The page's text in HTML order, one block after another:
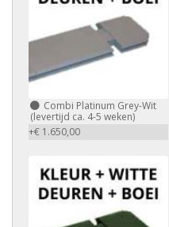
Combi Platinum Grey-Wit
(levertijd ca. 4-5 weken)
+€ 1.650,00